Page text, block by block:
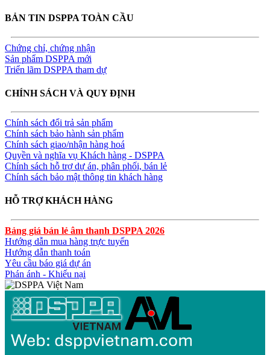
BẢN TIN DSPPA TOÀN CẦU
Chứng chỉ, chứng nhận
Sản phẩm DSPPA mới
Triển lãm DSPPA tham dự
CHÍNH SÁCH VÀ QUY ĐỊNH
Chính sách đổi trả sản phẩm
Chính sách bảo hành sản phẩm
Chính sách giao/nhận hàng hoá
Quyền và nghĩa vụ Khách hàng - DSPPA
Chính sách hỗ trợ dự án, phân phối, bán lẻ
Chính sách bảo mật thông tin khách hàng
HỖ TRỢ KHÁCH HÀNG
Bảng giá bán lẻ âm thanh DSPPA 2026
Hướng dẫn mua hàng trực tuyến
Hướng dẫn thanh toán
Yêu cầu báo giá dự án
Phán ánh - Khiếu nại